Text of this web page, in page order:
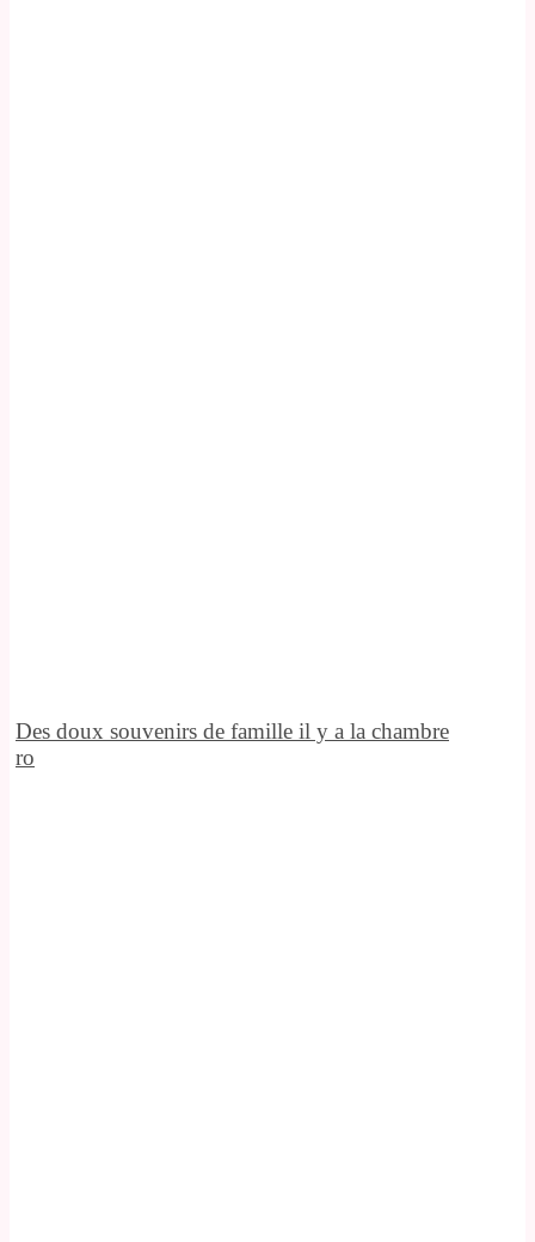
Des doux souvenirs de famille il y a la chambre
ro